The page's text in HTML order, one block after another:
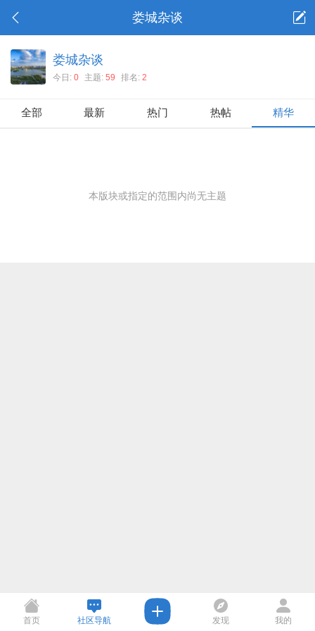
娄城杂谈
娄城杂谈
今日:0 主题:59 排名:2
全部 最新 热门 热帖 精华
本版块或指定的范围内尚无主题
首页 社区导航 发现 我的